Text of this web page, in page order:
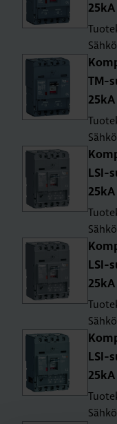
25kA
TM-
25kA
LSI-
25kA
LSI-
25kA
LSI-
25kA